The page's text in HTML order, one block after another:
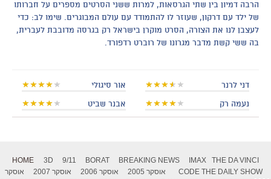
הרבה דמיון בין שתי הגרסאות, למרות ששני הסרטים מספרים על חברותו
של ילד עם דרקון, שעוזר לו להתמודד עם עולם המבוגרים. שימו לב: כדי
לעצבן לנו את הצורה, הסרט מוקרן בישראל רק בגרסה מדובבת לעברית,
בה ששי קשת מדבר מגרונו של רוברט רדפורד.
דני לרנר אור סיגולי
נעמה רק אבנר שביט
HOME 3D 9/11 BORAT BREAKING NEWS IMAX
THE DA VINCI
CODE THE DAILY SHOW אוסקר 2005 אוסקר 2006 אוסקר 2007
אוסקר